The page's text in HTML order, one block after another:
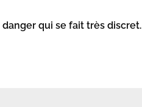
qui se fait très discret.